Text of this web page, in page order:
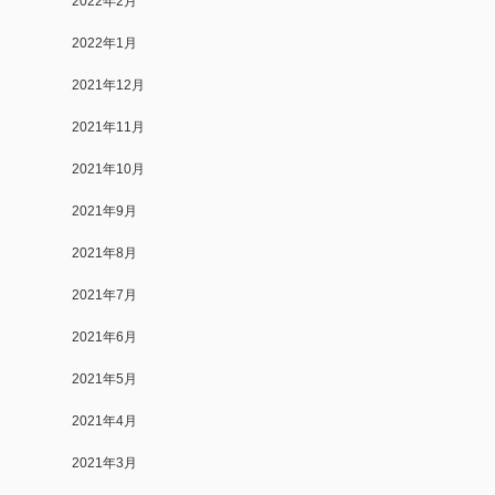
2022年1月
2021年12月
2021年11月
2021年10月
2021年9月
2021年8月
2021年7月
2021年6月
2021年5月
2021年4月
2021年3月